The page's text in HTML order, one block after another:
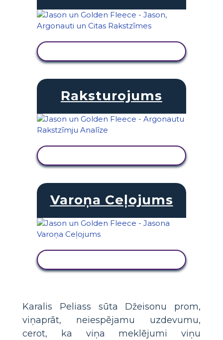
Raksturojums
Varoņa Ceļojums
Karalis Peliass sūta Džeisonu prom,
viņaprāt, neiespējamu uzdevumu,
cerot, ka viņa meklējumi viņu